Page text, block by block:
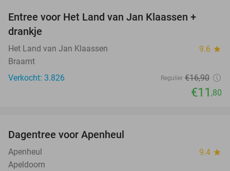
Entree voor Het Land van Jan Klaassen +
drankje
Het Land van Jan Klaassen 9.6 star
Braamt
Verkocht: 3.826
Regulier €16,90
€11 ,80
Dagentree voor Apenheul
Apenheul 9.4 star
Apeldoorn